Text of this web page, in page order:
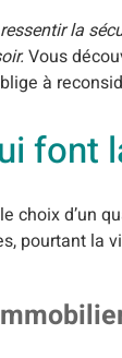
la
Vous
à
font
choix d’un
pourtant la